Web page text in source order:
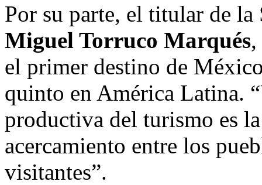
Por su parte, el titular de
Miguel Torruco Marqués
el primer destino de
quinto en América Latina.
productiva del turismo es
acercamiento entre los
visitantes”.